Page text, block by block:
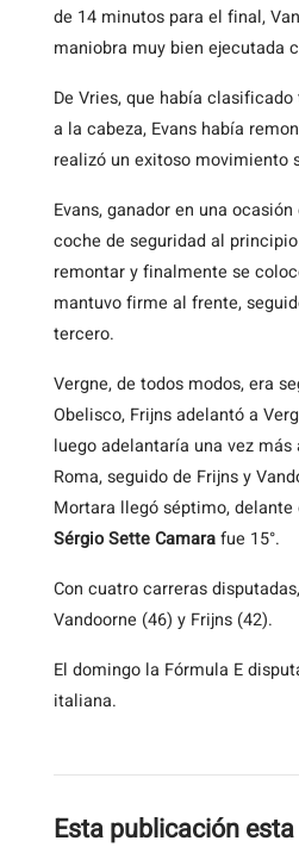
de 14 minutos para el final,
maniobra muy bien ejecutada
De Vries, que había
a la cabeza, Evans había
realizó un exitoso movimiento
Evans, ganador en una
coche de seguridad al
remontar y finalmente se
mantuvo firme al frente,
tercero.
Vergne, de todos modos, era
Obelisco, Frijns adelantó a
luego adelantaría una vez
Roma, seguido de Frijns y
Mortara llegó séptimo, delante
Sérgio Sette Camarafue 15°.
Con cuatro carreras
Vandoorne (46) y Frijns (42).
El domingo la Fórmula E
italiana.
Esta publicación